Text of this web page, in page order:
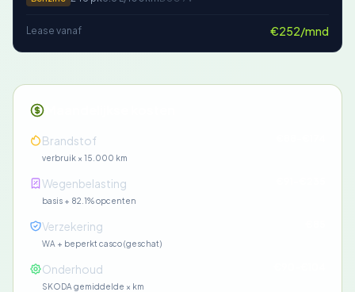
Lease vanaf €252/mnd
Brandstof
verbruik × 15.000 km
Wegenbelasting
basis + 82.1% opcenten
Verzekering
WA + beperkt casco (geschat)
Onderhoud
SKODA gemiddelde × km